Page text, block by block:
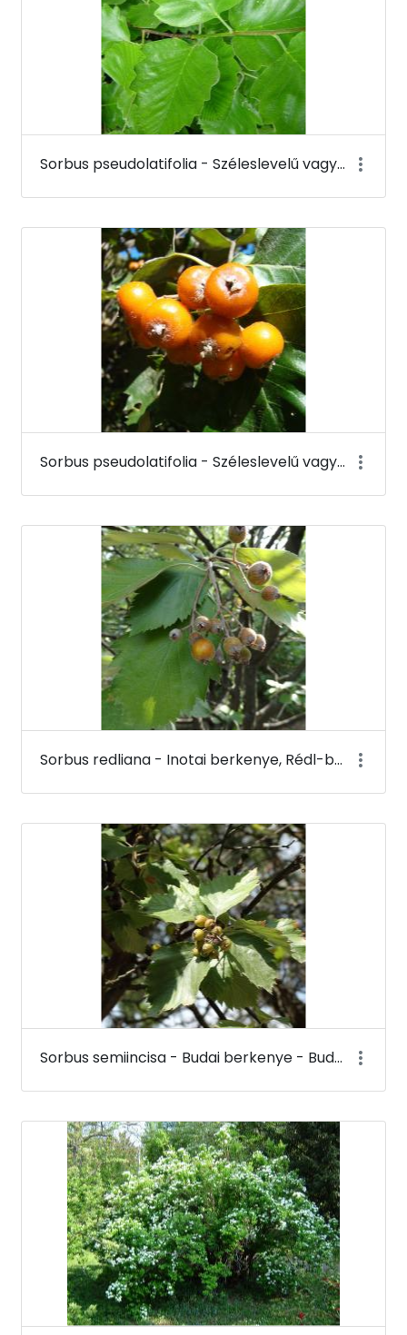
Sorbus pseudolatifolia - Széleslevelű vagy sárgáslevelű berkenye (levele) - Budai Arborétum
Sorbus pseudolatifolia - Széleslevelű vagy sárgáslevelű berkenye (termése) - Budai Arborétum
Sorbus redliana - Inotai berkenye, Rédl-berkenye - Budai Arborétum
Sorbus semiincisa - Budai berkenye - Budai Arborétum